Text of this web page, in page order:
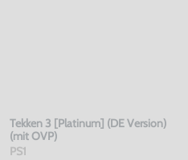
Tekken 3 [Platinum] (DE Version)
(mit OVP)
PS1